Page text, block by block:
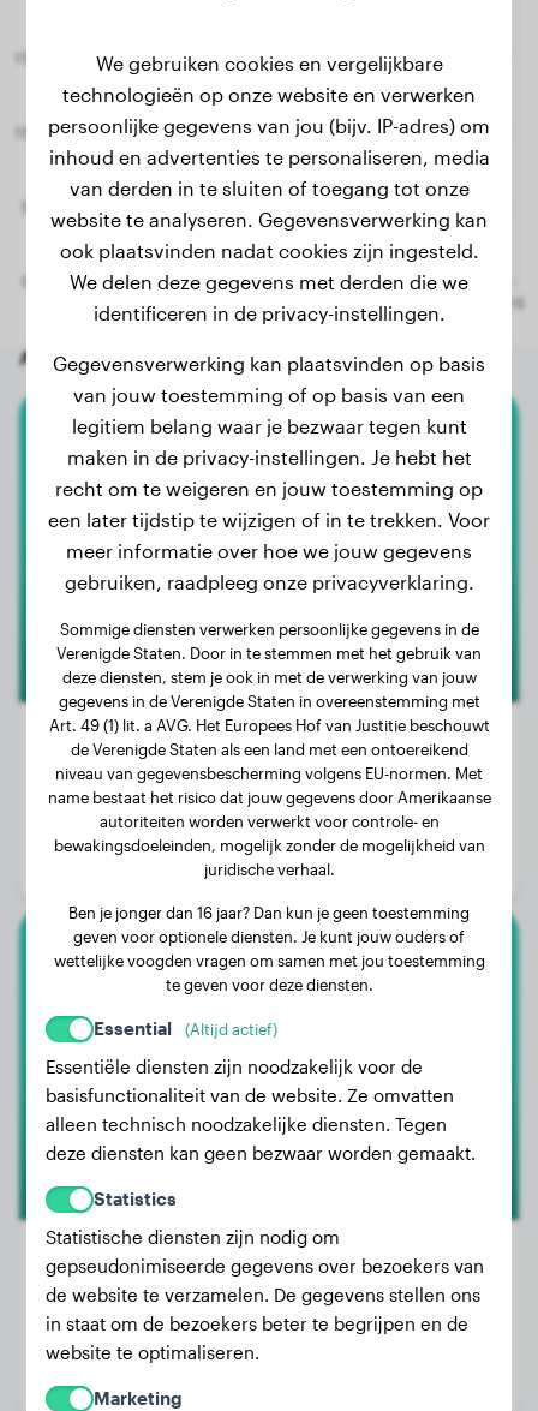
Andere willekeurige honden
Rottweiler
Nero
1
Gewicht:
20 kg
Leeftijd:
1 jaar, 9 maanden
Magyar Vizsla
Baldur
Gewicht:
39 kg
Leeftijd:
Geslacht:
We gebruiken cookies en vergelijkbare
technologieën op onze website en verwerken
persoonlijke gegevens van jou (bijv. IP-adres) om
inhoud en advertenties te personaliseren, media
van derden in te sluiten of toegang tot onze
website te analyseren. Gegevensverwerking kan
ook plaatsvinden nadat cookies zijn ingesteld.
We delen deze gegevens met derden die we
identificeren in de privacy-instellingen.
Gegevensverwerking kan plaatsvinden op basis
van jouw toestemming of op basis van een
legitiem belang waar je bezwaar tegen kunt
maken in de privacy-instellingen. Je hebt het
recht om te weigeren en jouw toestemming op
een later tijdstip te wijzigen of in te trekken. Voor
meer informatie over hoe we jouw gegevens
gebruiken, raadpleeg onze privacyverklaring.
Sommige diensten verwerken persoonlijke gegevens in de
Verenigde Staten. Door in te stemmen met het gebruik van
deze diensten, stem je ook in met de verwerking van jouw
gegevens in de Verenigde Staten in overeenstemming met
Art. 49 (1) lit. a AVG. Het Europees Hof van Justitie beschouwt
de Verenigde Staten als een land met een ontoereikend
niveau van gegevensbescherming volgens EU-normen. Met
name bestaat het risico dat jouw gegevens door Amerikaanse
autoriteiten worden verwerkt voor controle- en
bewakingsdoeleinden, mogelijk zonder de mogelijkheid van
juridische verhaal.
Ben je jonger dan 16 jaar? Dan kun je geen toestemming
geven voor optionele diensten. Je kunt jouw ouders of
wettelijke voogden vragen om samen met jou toestemming
te geven voor deze diensten.
Essential (Altijd actief)
Essentiële diensten zijn noodzakelijk voor de
basisfunctionaliteit van de website. Ze omvatten
alleen technisch noodzakelijke diensten. Tegen
deze diensten kan geen bezwaar worden gemaakt.
Statistics
Statistische diensten zijn nodig om
gepseudonimiseerde gegevens over bezoekers van
de website te verzamelen. De gegevens stellen ons
in staat om de bezoekers beter te begrijpen en de
website te optimaliseren.
Marketing